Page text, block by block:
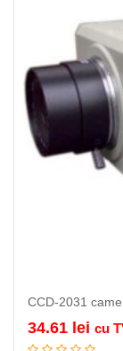
34.61 lei cu